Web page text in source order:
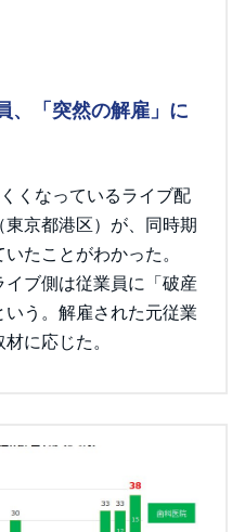
、「突然の解雇」に
くなっているライブ配
京都港区）が、同時期
いたことがわかった。
ブ側は従業員に「破産
う。解雇された元従業
に応じた。